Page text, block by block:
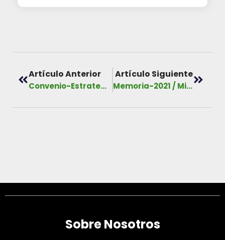
Artículo Anterior
Convenio-Estrategia de Gobernanza para la Gestión Integral de Riesgos ante Eventos Meteorológico Extremos, 2021-2026
Artículo Siguiente
Memoria-2021 / MiAMBIENTE
Sobre Nosotros